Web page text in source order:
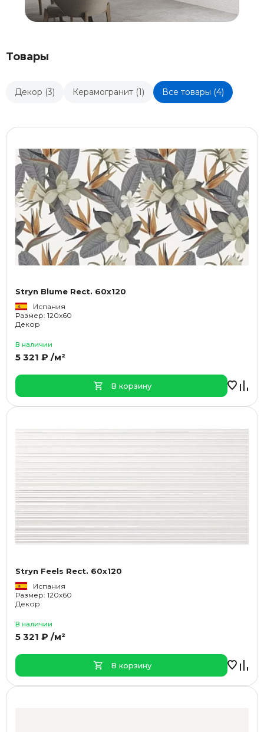
Товары
Декор (3) Керамогранит (1) Все товары (4)
Stryn Blume Rect. 60x120
Испания
Размер: 120x60
Декор
В наличии
5 321 ₽ /м²
В корзину
Stryn Feels Rect. 60x120
Испания
Размер: 120x60
Декор
В наличии
5 321 ₽ /м²
В корзину